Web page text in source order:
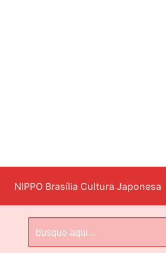
para
o
conteúdo
NIPPO Brasília Cultura Japonesa
por: